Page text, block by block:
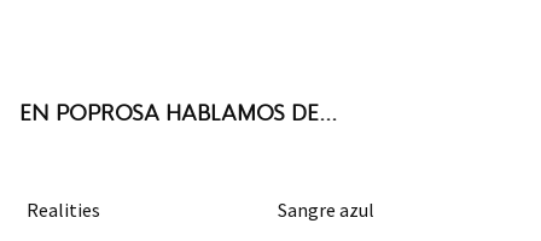
EN POPROSA HABLAMOS DE...
Realities Sangre azul